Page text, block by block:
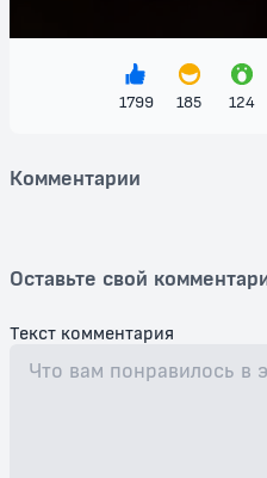
1799 185 124
Комментарии
Оставьте свой
Текст комментария